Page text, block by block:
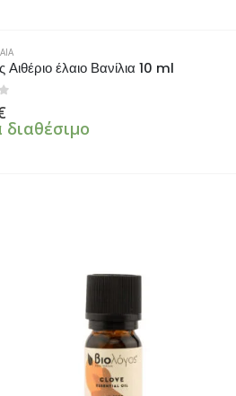
Αιθέριο έλαιο Βανίλια 10 ml